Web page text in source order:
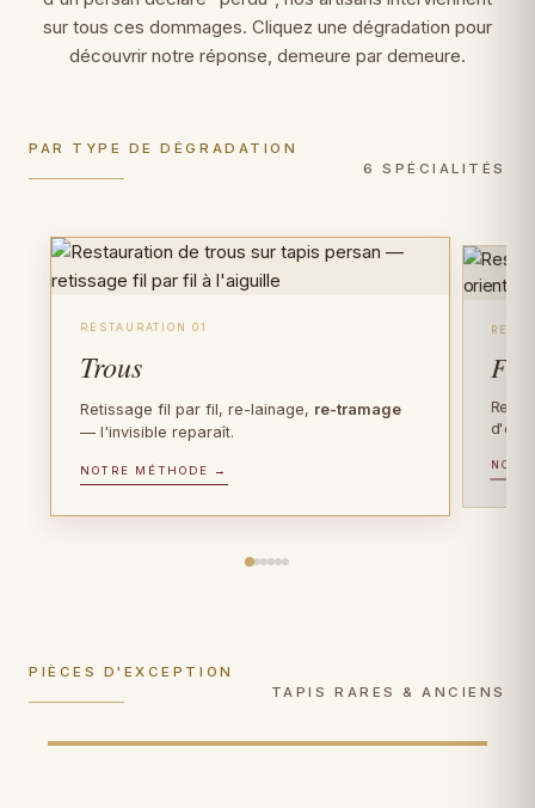
sur tous ces dommages. Cliquez une dégradation pour
découvrir notre réponse, demeure par demeure.
PAR TYPE DE DÉGRADATION
6 SPÉCIALITÉS
RESTAURATION 01
Trous
Retissage fil par fil, re-lainage, re-tramage
— l'invisible reparaît.
NOTRE MÉTHODE →
PIÈCES D'EXCEPTION
TAPIS RARES & ANCIENS
PIÈCES D'EXCEPTION
Tapis anciens
FIBRE PRÉCIEUSE
Tapis en soie